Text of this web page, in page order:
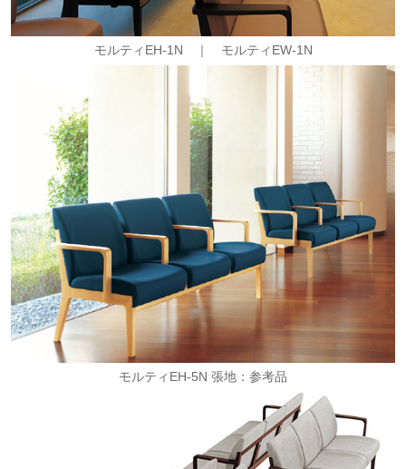
モルティEH-1N ｜ モルティEW-1N
モルティEH-5N 張地：参考品